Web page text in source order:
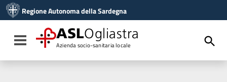
Vai al menu di navigazione
Vai al footer
Regione Autonoma della Sardegna
Toggle navigation
ASLOgliastra
Azienda socio-sanitaria locale